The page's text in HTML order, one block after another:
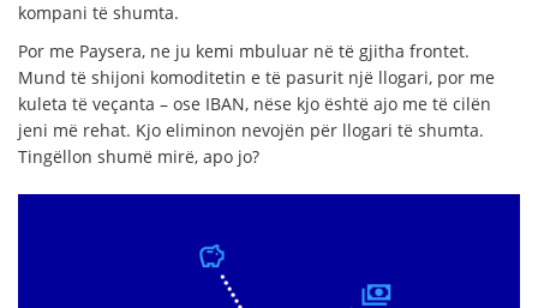
kompani të shumta.
Por me Paysera, ne ju kemi mbuluar në të gjitha frontet.
Mund të shijoni komoditetin e të pasurit një llogari, por me
kuleta të veçanta – ose IBAN, nëse kjo është ajo me të cilën
jeni më rehat. Kjo eliminon nevojën për llogari të shumta.
Tingëllon shumë mirë, apo jo?